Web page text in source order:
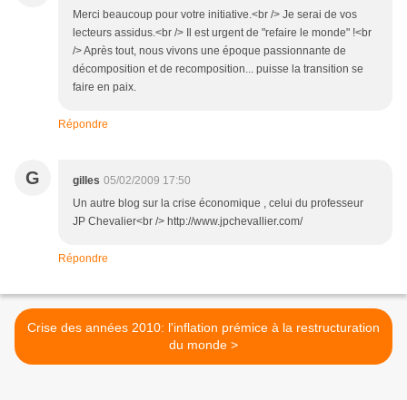
Merci beaucoup pour votre initiative.<br /> Je serai de vos
lecteurs assidus.<br /> Il est urgent de "refaire le monde" !<br
/> Après tout, nous vivons une époque passionnante de
décomposition et de recomposition... puisse la transition se
faire en paix.
Répondre
G gilles 05/02/2009 17:50
Un autre blog sur la crise économique , celui du professeur
JP Chevalier<br /> http://www.jpchevallier.com/
Répondre
Crise des années 2010: l'inflation prémice à la restructuration
du monde >